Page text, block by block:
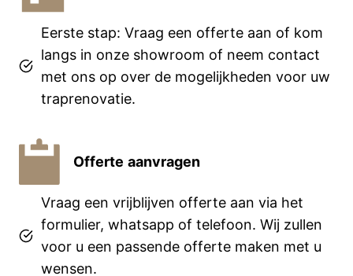
Eerste stap: Vraag een offerte aan of kom
langs in onze showroom of neem contact
met ons op over de mogelijkheden voor uw
traprenovatie.
Offerte aanvragen
Vraag een vrijblijven offerte aan via het
formulier, whatsapp of telefoon. Wij zullen
voor u een passende offerte maken met u
wensen.